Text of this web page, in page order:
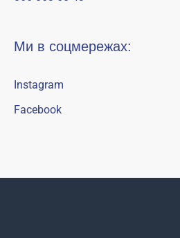
Ми в соцмережах:
Instagram
Facebook